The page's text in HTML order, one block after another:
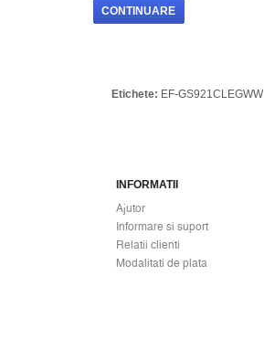
CONTINUARE
Etichete: EF-GS921CLEGWW
INFORMATII
Ajutor
Informare si suport
Relatii clienti
Modalitati de plata